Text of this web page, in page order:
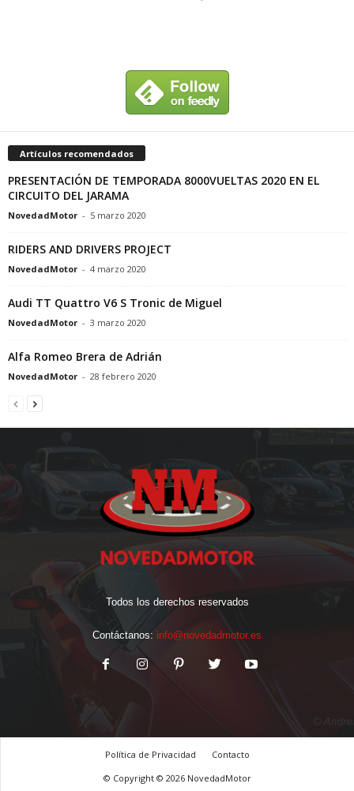
Artículos recomendados
PRESENTACIÓN DE TEMPORADA 8000VUELTAS 2020 EN EL
CIRCUITO DEL JARAMA
NovedadMotor - 5 marzo 2020
RIDERS AND DRIVERS PROJECT
NovedadMotor - 4 marzo 2020
Audi TT Quattro V6 S Tronic de Miguel
NovedadMotor - 3 marzo 2020
Alfa Romeo Brera de Adrián
NovedadMotor - 28 febrero 2020
Todos los derechos reservados
Contáctanos: info@novedadmotor.es
Política de Privacidad
Contacto
© Copyright © 2026 NovedadMotor